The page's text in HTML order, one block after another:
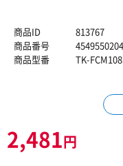
商品ID
813767
商品番号
商品型番
TK-
2,481円